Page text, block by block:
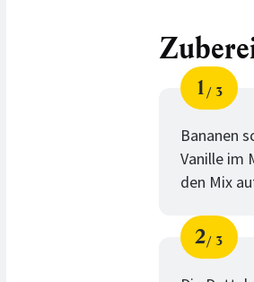
Schritt
1
von
3
Bananen
Vanille im
den Mix
Schritt
2
von
3